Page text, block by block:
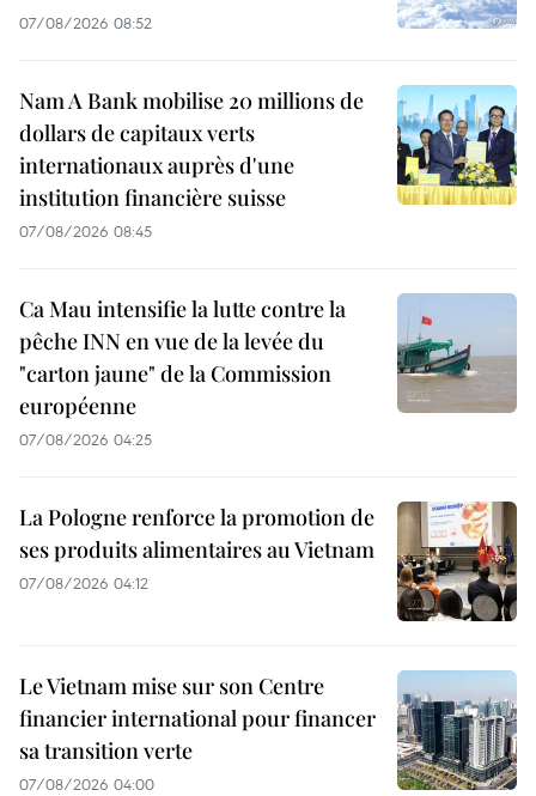
07/08/2026 08:52
Nam A Bank mobilise 20 millions de
dollars de capitaux verts
internationaux auprès d'une
institution financière suisse
07/08/2026 08:45
Ca Mau intensifie la lutte contre la
pêche INN en vue de la levée du
"carton jaune" de la Commission
européenne
07/08/2026 04:25
La Pologne renforce la promotion de
ses produits alimentaires au Vietnam
07/08/2026 04:12
Le Vietnam mise sur son Centre
financier international pour financer
sa transition verte
07/08/2026 04:00